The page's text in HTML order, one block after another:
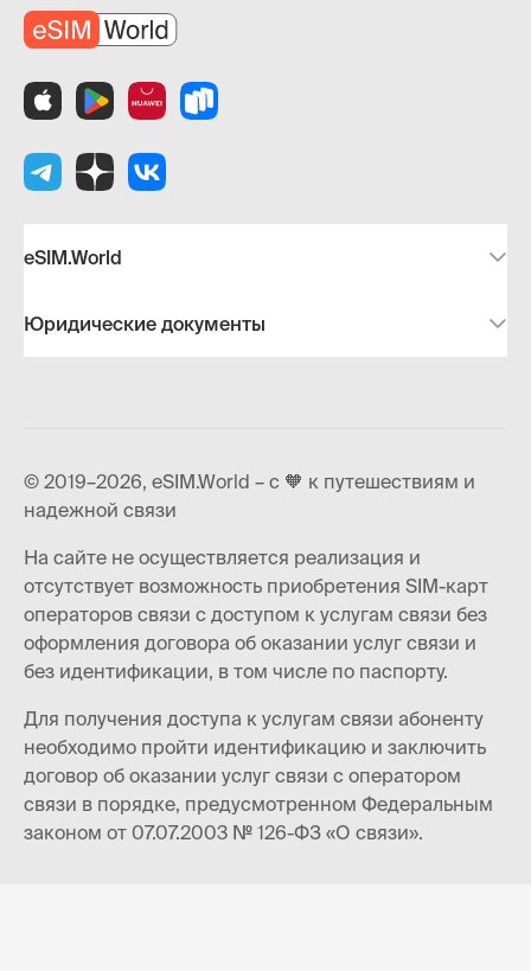
eSIM.World
Юридические документы
© 2019–2026, eSIM.World – с 🧡 к путешествиям и
надежной связи
На сайте не осуществляется реализация и
отсутствует возможность приобретения SIM-карт
операторов связи с доступом к услугам связи без
оформления договора об оказании услуг связи и
без идентификации, в том числе по паспорту.
Для получения доступа к услугам связи абоненту
необходимо пройти идентификацию и заключить
договор об оказании услуг связи с оператором
связи в порядке, предусмотренном Федеральным
законом от 07.07.2003 № 126-ФЗ «О связи».